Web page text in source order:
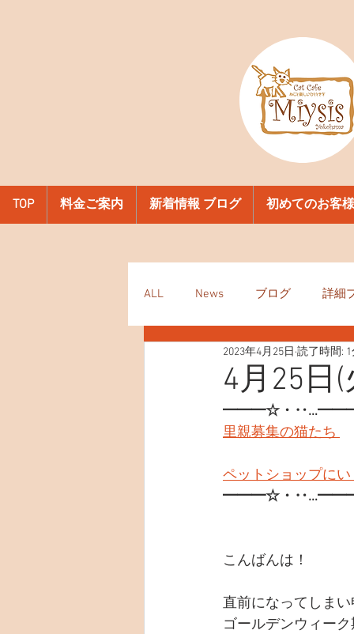
TOP 料金ご案内 新着情報 ブログ 初めてのお客
ALL News ブログ 詳細
4月25日(
2023年4月25日 読了時間:
━━━☆・
里親募集の猫たち
ペットショップに
━━━☆・
こんばんは！
直前になってしま
ゴールデンウィー